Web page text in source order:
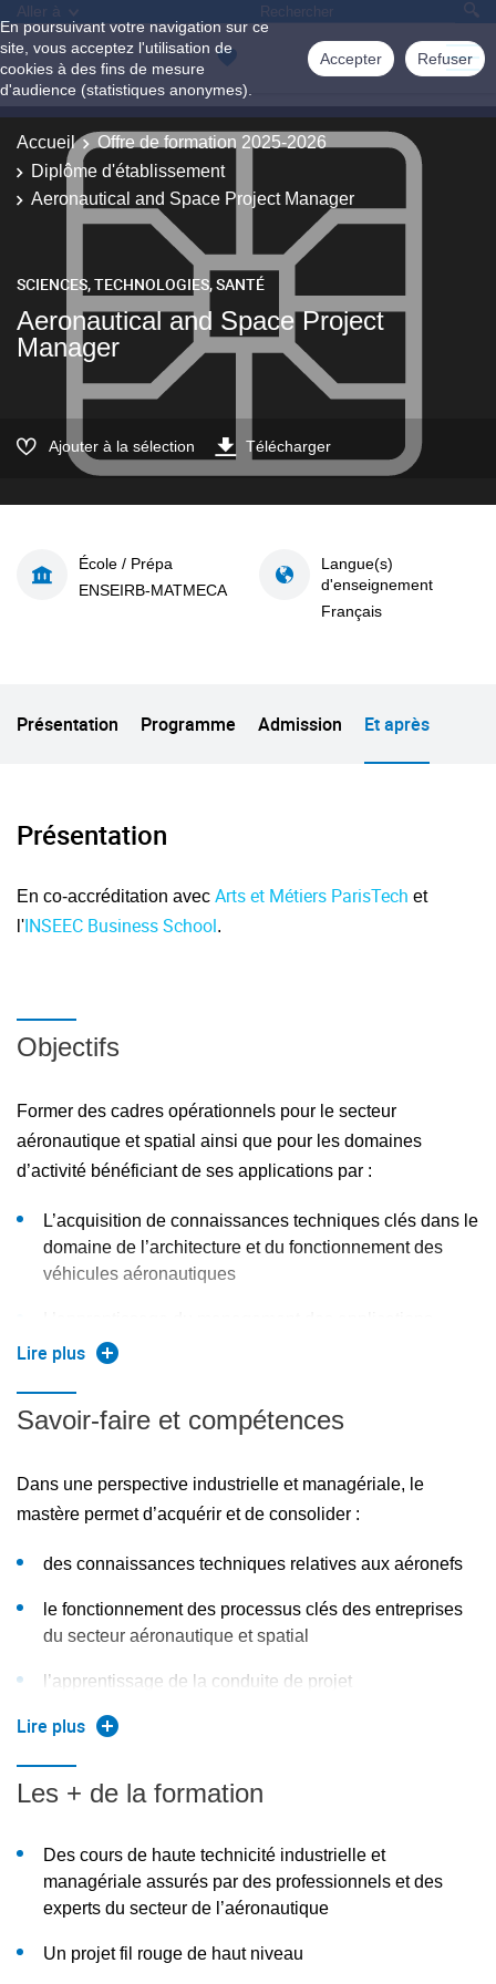
En poursuivant votre navigation sur ce
site, vous acceptez l'utilisation de
cookies à des fins de mesure
d'audience (statistiques anonymes).
Accepter Refuser
Aller à
Accueil
Offre de formation 2025-2026
Diplôme d'établissement
Aeronautical and Space Project Manager
SCIENCES, TECHNOLOGIES, SANTÉ
Aeronautical and Space Project
Manager
Ajouter à la sélection Télécharger
École / Prépa
ENSEIRB-MATMECA
Langue(s)
d'enseignement
Français
Présentation Programme Admission Et après
Présentation
En co-accréditation avec Arts et Métiers ParisTech et
l'INSEEC Business School.
Objectifs
Former des cadres opérationnels pour le secteur
aéronautique et spatial ainsi que pour les domaines
d’activité bénéficiant de ses applications par :
L’acquisition de connaissances techniques clés dans le
domaine de l’architecture et du fonctionnement des
véhicules aéronautiques
aéronautiques et spatiales : structure du secteur,
l’innovation, management de projet
spatial : développement, production, exploitation
Lire plus
Savoir-faire et compétences
Dans une perspective industrielle et managériale, le
mastère permet d’acquérir et de consolider :
des connaissances techniques relatives aux aéronefs
le fonctionnement des processus clés des entreprises
du secteur aéronautique et spatial
l’apprentissage de la conduite de projet
Lire plus
Les + de la formation
Des cours de haute technicité industrielle et
managériale assurés par des professionnels et des
experts du secteur de l’aéronautique
Un projet fil rouge de haut niveau